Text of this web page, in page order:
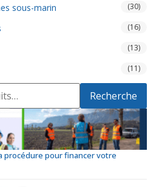
sous-marin (30)
(16)
(13)
(11)
Recherche
procédure pour financer votre